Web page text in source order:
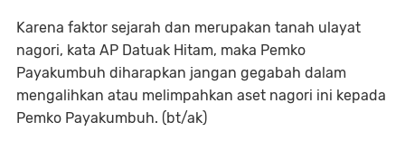
Karena faktor sejarah dan merupakan tanah ulayat
nagori, kata AP Datuak Hitam, maka Pemko
Payakumbuh diharapkan jangan gegabah dalam
mengalihkan atau melimpahkan aset nagori ini kepada
Pemko Payakumbuh. (bt/ak)